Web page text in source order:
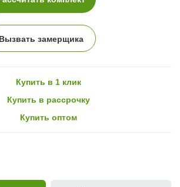
Вызвать замерщика
Купить в 1 клик
Купить в рассрочку
Купить оптом